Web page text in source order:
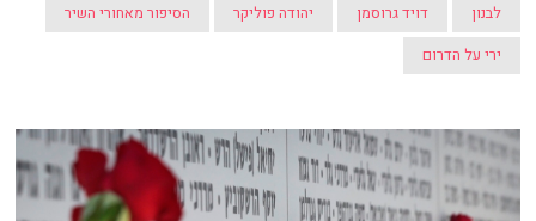
לבנון דויד גרוסמן יהודה פוליקר
הסיפור מאחורי השיר
ירי על הדרום